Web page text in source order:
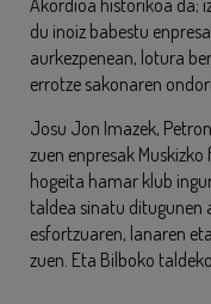
du inoiz babestu
aurkezpenean, lotura
errotze sakonaren
Josu Jon Imazek,
zuen enpresak
hogeita hamar klub
taldea sinatu ditugunen
esfortzuaren, lanaren
zuen. Eta Bilboko